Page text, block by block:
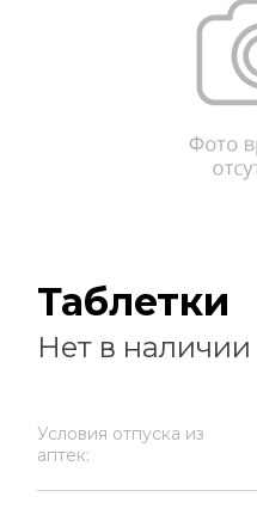
Таблетки
Нет в наличии
Условия отпуска из
аптек: